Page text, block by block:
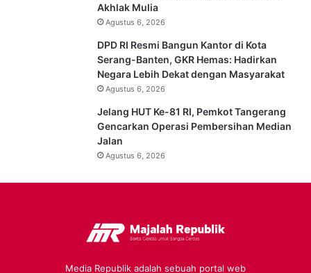
Akhlak Mulia
Agustus 6, 2026
DPD RI Resmi Bangun Kantor di Kota
Serang-Banten, GKR Hemas: Hadirkan
Negara Lebih Dekat dengan Masyarakat
Agustus 6, 2026
Jelang HUT Ke-81 RI, Pemkot Tangerang
Gencarkan Operasi Pembersihan Median
Jalan
Agustus 6, 2026
Media Republik adalah sebuah portal web